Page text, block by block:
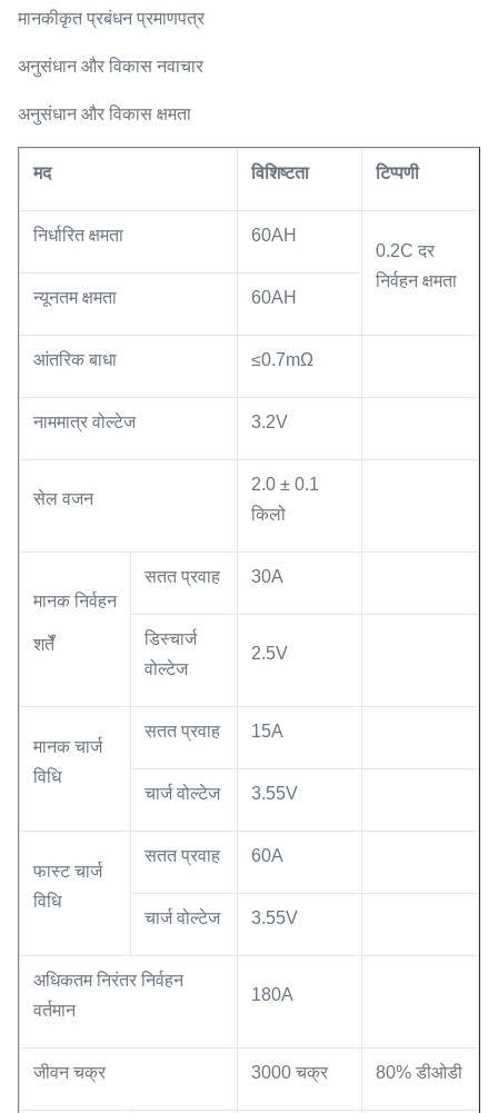
मानकीकृत प्रबंधन प्रमाणपत्र
अनुसंधान और विकास नवाचार
अनुसंधान और विकास क्षमता
मद विशिष्टता टिप्पणी
निर्धारित क्षमता
60AH
0.2C दर
निर्वहन क्षमता
न्यूनतम क्षमता
60AH
आंतरिक बाधा ≤0.7mΩ
नाममात्र वोल्टेज 3.2V
सेल वजन
2.0 ± 0.1
किलो
मानक निर्वहन
शर्तेँ
सतत प्रवाह 30A
डिस्चार्ज
वोल्टेज
2.5V
मानक चार्ज
विधि
सतत प्रवाह 15A
चार्ज वोल्टेज 3.55V
फास्ट चार्ज
विधि
सतत प्रवाह 60A
चार्ज वोल्टेज 3.55V
अधिकतम निरंतर निर्वहन
वर्तमान
180A
जीवन चक्र 3000 चक्र 80% डीओडी